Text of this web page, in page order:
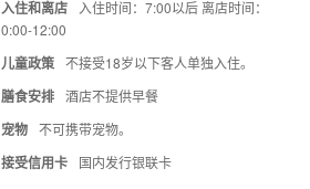
入住和离店
入住时间：7:00以后 离店时间：
0:00-12:00
儿童政策 不接受18岁以下客人单独入住。
膳食安排 酒店不提供早餐
宠物 不可携带宠物。
接受信用卡 国内发行银联卡